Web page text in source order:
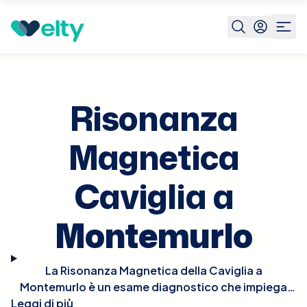
Prenota visita Risonanza Magnetica Caviglia
Risonanza
Magnetica
Caviglia a
Montemurlo
La Risonanza Magnetica della Caviglia a
Montemurlo è un esame diagnostico che impiega
potenti campi magnetici per generare immagini
Leggi di più